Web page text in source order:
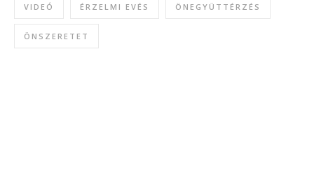
VIDEÓ ÉRZELMI EVÉS ÖNEGYÜTTÉRZÉS
ÖNSZERETET